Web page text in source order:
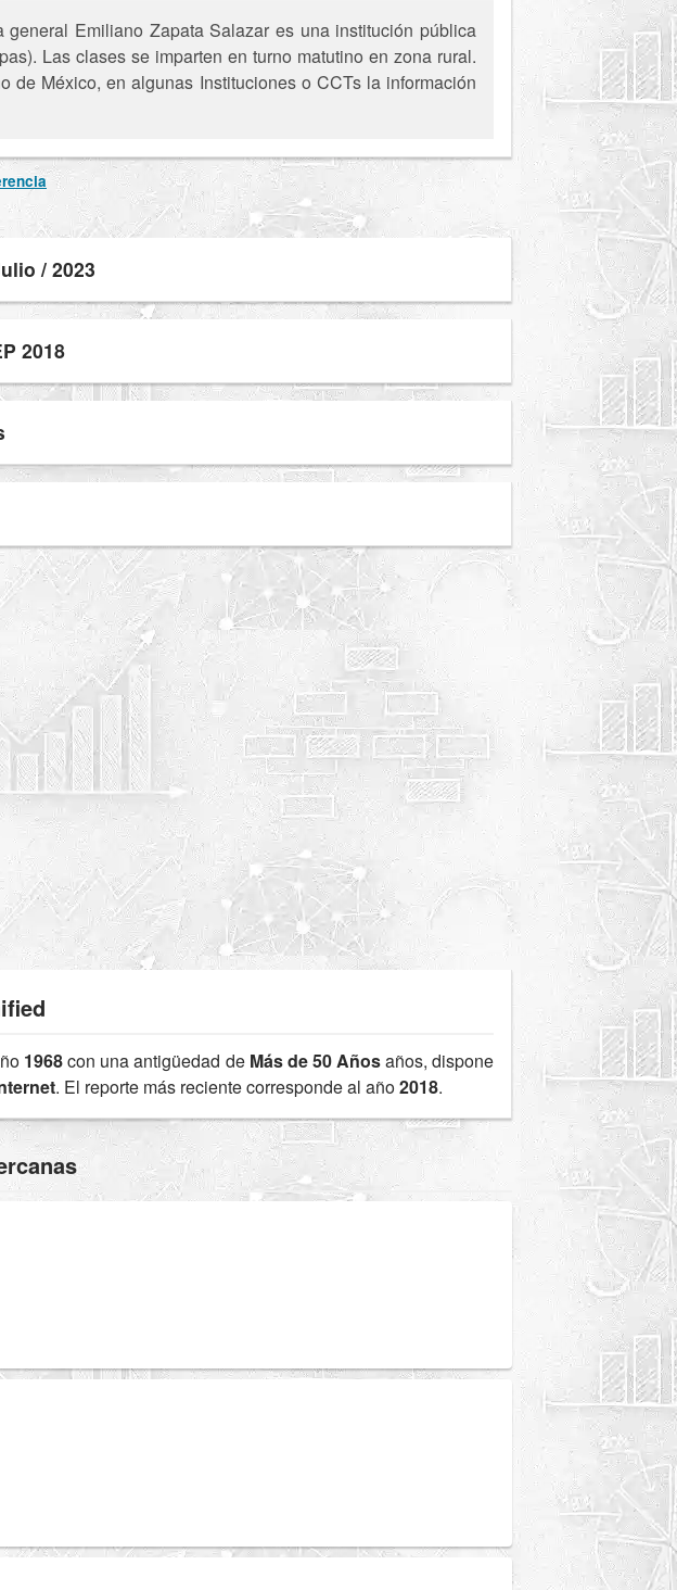
Emiliano Zapata Salazar es una institución pública
Las clases se imparten en turno matutino en zona rural.
de México, en algunas Instituciones o CCTs la información
/ 2023
2018
1968con una antigüedad de Más de 50 Añosaños, dispone
. El reporte más reciente corresponde al año2018.